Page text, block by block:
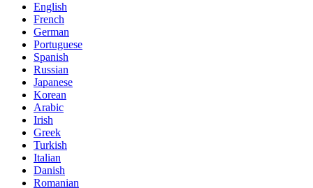
English
French
German
Portuguese
Spanish
Russian
Japanese
Korean
Arabic
Irish
Greek
Turkish
Italian
Danish
Romanian